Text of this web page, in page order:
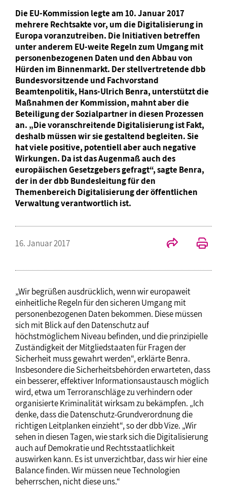
Die EU-Kommission legte am 10. Januar 2017
mehrere Rechtsakte vor, um die Digitalisierung in
Europa voranzutreiben. Die Initiativen betreffen
unter anderem EU-weite Regeln zum Umgang mit
personenbezogenen Daten und den Abbau von
Hürden im Binnenmarkt. Der stellvertretende dbb
Bundesvorsitzende und Fachvorstand
Beamtenpolitik, Hans-Ulrich Benra, unterstützt die
Maßnahmen der Kommission, mahnt aber die
Beteiligung der Sozialpartner in diesen Prozessen
an. „Die voranschreitende Digitalisierung ist Fakt,
deshalb müssen wir sie gestaltend begleiten. Sie
hat viele positive, potentiell aber auch negative
Wirkungen. Da ist das Augenmaß auch des
europäischen Gesetzgebers gefragt“, sagte Benra,
der in der dbb Bundesleitung für den
Themenbereich Digitalisierung der öffentlichen
Verwaltung verantwortlich ist.
16. Januar 2017
„Wir begrüßen ausdrücklich, wenn wir europaweit
einheitliche Regeln für den sicheren Umgang mit
personenbezogenen Daten bekommen. Diese müssen
sich mit Blick auf den Datenschutz auf
höchstmöglichem Niveau befinden, und die prinzipielle
Zuständigkeit der Mitgliedstaaten für Fragen der
Sicherheit muss gewahrt werden“, erklärte Benra.
Insbesondere die Sicherheitsbehörden erwarteten, dass
ein besserer, effektiver Informationsaustausch möglich
wird, etwa um Terroranschläge zu verhindern oder
organisierte Kriminalität wirksam zu bekämpfen. „Ich
denke, dass die Datenschutz-Grundverordnung die
richtigen Leitplanken einzieht“, so der dbb Vize. „Wir
sehen in diesen Tagen, wie stark sich die Digitalisierung
auch auf Demokratie und Rechtsstaatlichkeit
auswirken kann. Es ist unverzichtbar, dass wir hier eine
Balance finden. Wir müssen neue Technologien
beherrschen, nicht diese uns.“